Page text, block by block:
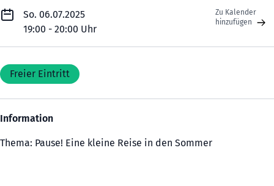
So. 06.07.2025
19:00 - 20:00 Uhr
Zu Kalender
hinzufügen
Freier Eintritt
Information
Thema: Pause! Eine kleine Reise in den Sommer